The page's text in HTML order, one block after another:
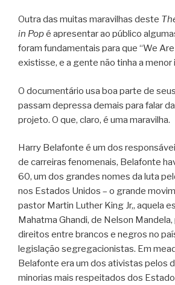
Outra das muitas maravilhas deste
in Popé apresentar ao público
foram fundamentais para que “We
existisse, e a gente não tinha a menor
O documentário usa boa parte de
passam depressa demais para falar
projeto. O que, claro, é uma maravilha.
Harry Belafonte é um dos
de carreiras fenomenais, Belafonte
60, um dos grandes nomes da luta
nos Estados Unidos – o grande
pastor Martin Luther King Jr,, aquela
Mahatma Ghandi, de Nelson
direitos entre brancos e negros no
legislação segregacionistas. Em
Belafonte era um dos ativistas pelos
minorias mais respeitados dos